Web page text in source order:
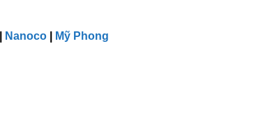
Nanoco Mỹ Phong